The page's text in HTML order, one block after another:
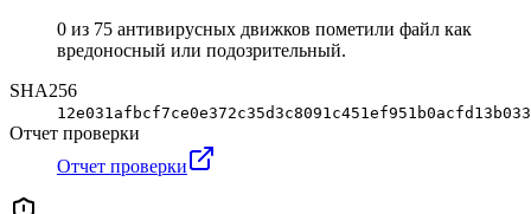
0 из 75 антивирусных движков пометили файл как
вредоносный или подозрительный.
SHA256
Отчет проверки
Отчет проверки